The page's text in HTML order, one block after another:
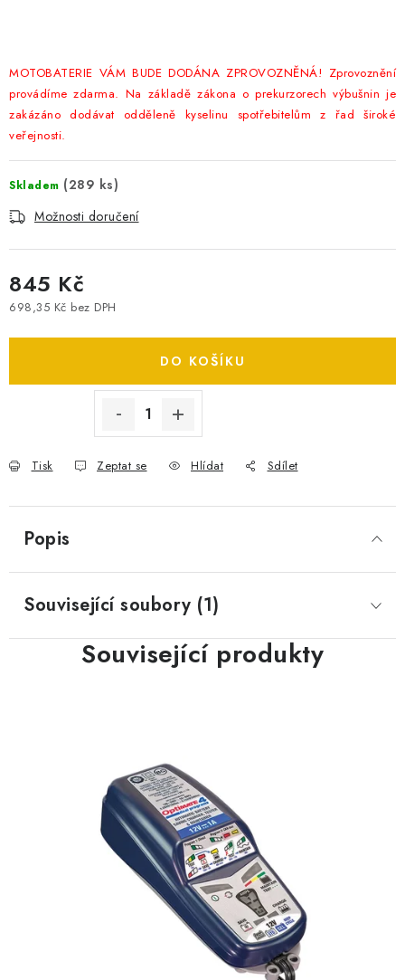
MĚNIČE NAPĚTÍ
FOTOVOLTAIKA
STARTOVACÍ ZDROJE
BATERIE PRO VYSAVAČE
BATERIE PRO NOUZOVÁ OSVĚTLENÍ
PŘÍSLUŠENSTVÍ
DOPRAVA ZDARMA
MOTOBATERIE VÁM BUDE DODÁNA ZPROVOZNĚNÁ! Zprovoznění
provádíme zdarma. Na základě zákona o prekurzorech výbušnin je
zakázáno dodávat odděleně kyselinu spotřebitelům z řad široké
veřejnosti.
Skladem (289 ks)
Možnosti doručení
845 Kč
698,35 Kč bez DPH
DO KOŠÍKU
Tisk Zeptat se Hlídat Sdílet
Popis
Související soubory (1)
Související produkty